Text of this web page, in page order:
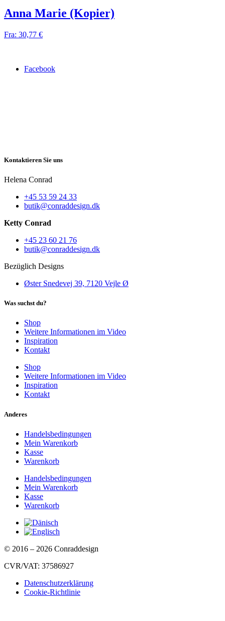
Anna Marie (Kopier)
Fra: 30,77 €
Facebook
Kontaktieren Sie uns
Helena Conrad
+45 53 59 24 33
butik@conraddesign.dk
Ketty Conrad
+45 23 60 21 76
butik@conraddesign.dk
Bezüglich Designs
Øster Snedevej 39, 7120 Vejle Ø
Was suchst du?
Shop
Weitere Informationen im Video
Inspiration
Kontakt
Shop
Weitere Informationen im Video
Inspiration
Kontakt
Anderes
Handelsbedingungen
Mein Warenkorb
Kasse
Warenkorb
Handelsbedingungen
Mein Warenkorb
Kasse
Warenkorb
© 2016 – 2026 Conraddesign
CVR/VAT: 37586927
Datenschutzerklärung
Cookie-Richtlinie